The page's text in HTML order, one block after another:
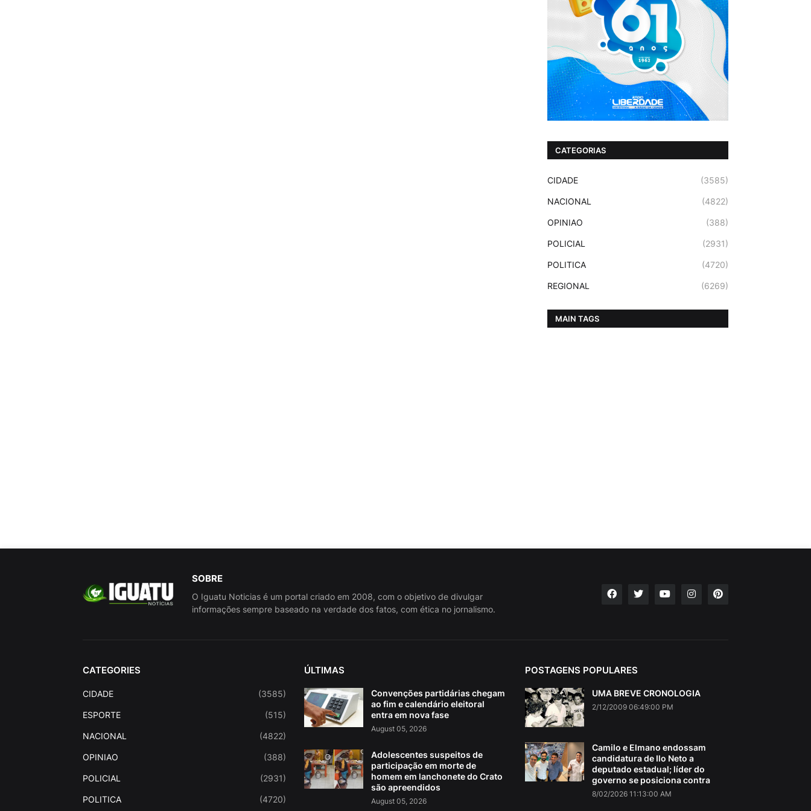
CATEGORIAS
CIDADE (3585)
NACIONAL (4822)
OPINIAO (388)
POLICIAL (2931)
POLITICA (4720)
REGIONAL (6269)
MAIN TAGS
SOBRE
O Iguatu Noticias é um portal criado em 2008, com o objetivo de divulgar
informações sempre baseado na verdade dos fatos, com ética no jornalismo.
CATEGORIES
CIDADE (3585)
ESPORTE (515)
NACIONAL (4822)
OPINIAO (388)
POLICIAL (2931)
POLITICA (4720)
ÚLTIMAS
Convenções partidárias chegam
ao fim e calendário eleitoral
entra em nova fase
August 05, 2026
Adolescentes suspeitos de
participação em morte de
homem em lanchonete do Crato
são apreendidos
August 05, 2026
POSTAGENS POPULARES
UMA BREVE CRONOLOGIA
2/12/2009 06:49:00 PM
Camilo e Elmano endossam
candidatura de Ilo Neto a
deputado estadual; líder do
governo se posiciona contra
8/02/2026 11:13:00 AM